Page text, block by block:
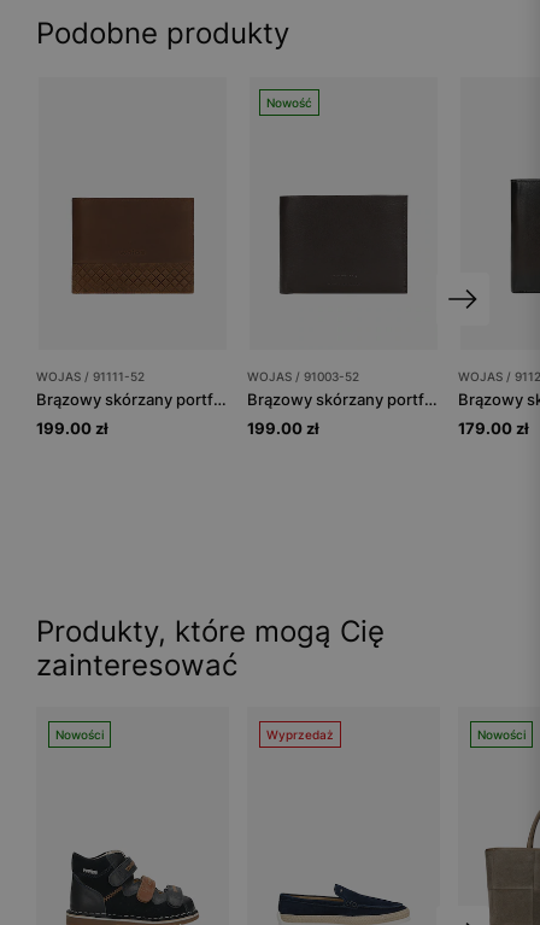
Podobne produkty
WOJAS / 91111-52
Brązowy skórzany portfel z pikowanym wzorem
199.00 zł
Nowość
WOJAS / 91003-52
Brązowy skórzany portfel męski
199.00 zł
WOJAS /
179.00 zł
Produkty, które mogą Cię
zainteresować
Nowości Wyprzedaż Nowości